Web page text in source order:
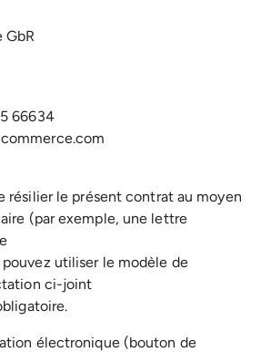
66634
résilier le présent contrat au moyen
(par exemple, une lettre
utiliser le modèle de
ci-joint
électronique (bouton de